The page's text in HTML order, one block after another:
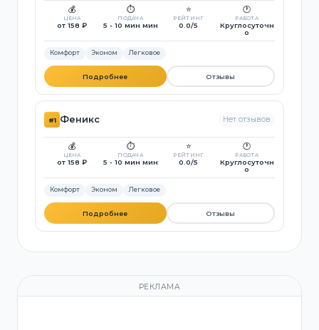
💰
ЦЕНА
от 158 ₽
⏱️
ПОДАЧА
5 - 10 мин мин
⭐
РЕЙТИНГ
0.0/5
🕐
РАБОТА
Круглосуточн
о
Комфорт Эконом Легковое
Подробнее Отзывы
#1 Феникс Нет отзывов
💰
ЦЕНА
от 158 ₽
⏱️
ПОДАЧА
5 - 10 мин мин
⭐
РЕЙТИНГ
0.0/5
🕐
РАБОТА
Круглосуточн
о
Комфорт Эконом Легковое
Подробнее Отзывы
РЕКЛАМА